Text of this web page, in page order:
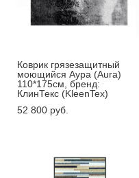
Коврик грязезащитный
моющийся Аура (Aura)
110*175см, бренд:
КлинТекс (KleenTex)
52 800 pуб.